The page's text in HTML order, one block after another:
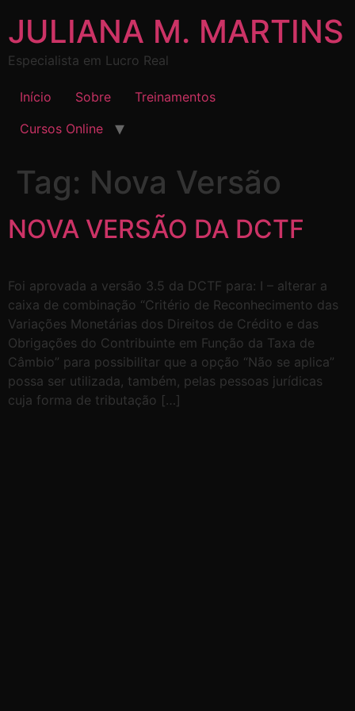
JULIANA M. MARTINS
Especialista em Lucro Real
Início Sobre
Treinamentos
Cursos Online
Tag: Nova Versão
NOVA VERSÃO DA DCTF
Foi aprovada a versão 3.5 da DCTF para: I – alterar a
caixa de combinação “Critério de Reconhecimento das
Variações Monetárias dos Direitos de Crédito e das
Obrigações do Contribuinte em Função da Taxa de
Câmbio” para possibilitar que a opção “Não se aplica”
possa ser utilizada, também, pelas pessoas jurídicas
cuja forma de tributação […]